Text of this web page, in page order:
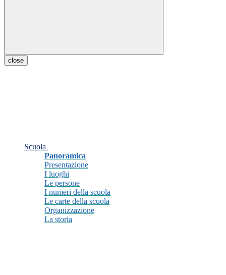
close
Scuola
Panoramica
Presentazione
I luoghi
Le persone
I numeri della scuola
Le carte della scuola
Organizzazione
La storia